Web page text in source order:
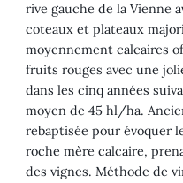
rive gauche de la Vienne
coteaux et plateaux
moyennement calcaires
fruits rouges avec une
dans les cinq années
moyen de 45 hl/ha.
rebaptisée pour évoquer
roche mère calcaire,
des vignes. Méthode de